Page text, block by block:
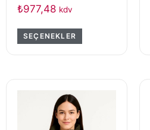
₺977,48 kdv
SEÇENEKLER